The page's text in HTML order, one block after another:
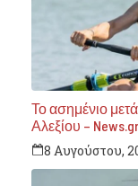
Το ασημένιο
Αλεξίου – News.gr
8 Αυγούστου,